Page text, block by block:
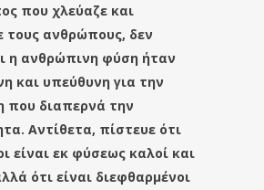
που χλεύαζε και
τους ανθρώπους, δεν
η ανθρώπινη φύση ήταν
και υπεύθυνη για την
που διαπερνά την
Αντίθετα, πίστευε ότι
είναι εκ φύσεως καλοί και
ότι είναι διεφθαρμένοι